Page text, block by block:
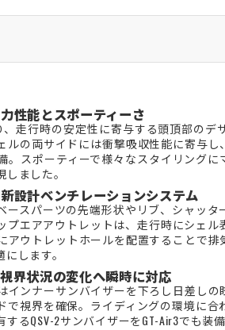
性能とスポーティーさ
、走行時の安定性に寄与する頭頂部の
ルの両サイドには衝撃吸収性能に寄与
。スポーティーで様々なスタイリング
ました。
設計ベンチレーションシステム
ースパーツの先端形状やリブ、シャッ
プエアアウトレットは、走行時にシェ
アウトレットホールを配置することで
します。
界状況の変化へ瞬時に対応
インナーサンバイザーを下ろし日差し
で視界を確保。ライディングの環境に
るQSV-2サンバイザーをGT-Air3でも装備